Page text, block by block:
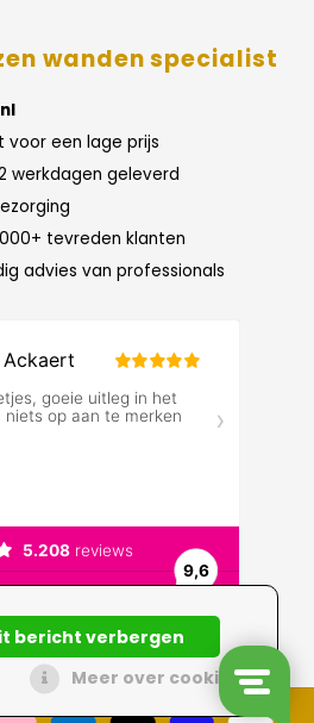
wanden specialist
voor een lage prijs
werkdagen geleverd
tevreden klanten
advies van professionals
bericht verbergen
Meer over cookies »